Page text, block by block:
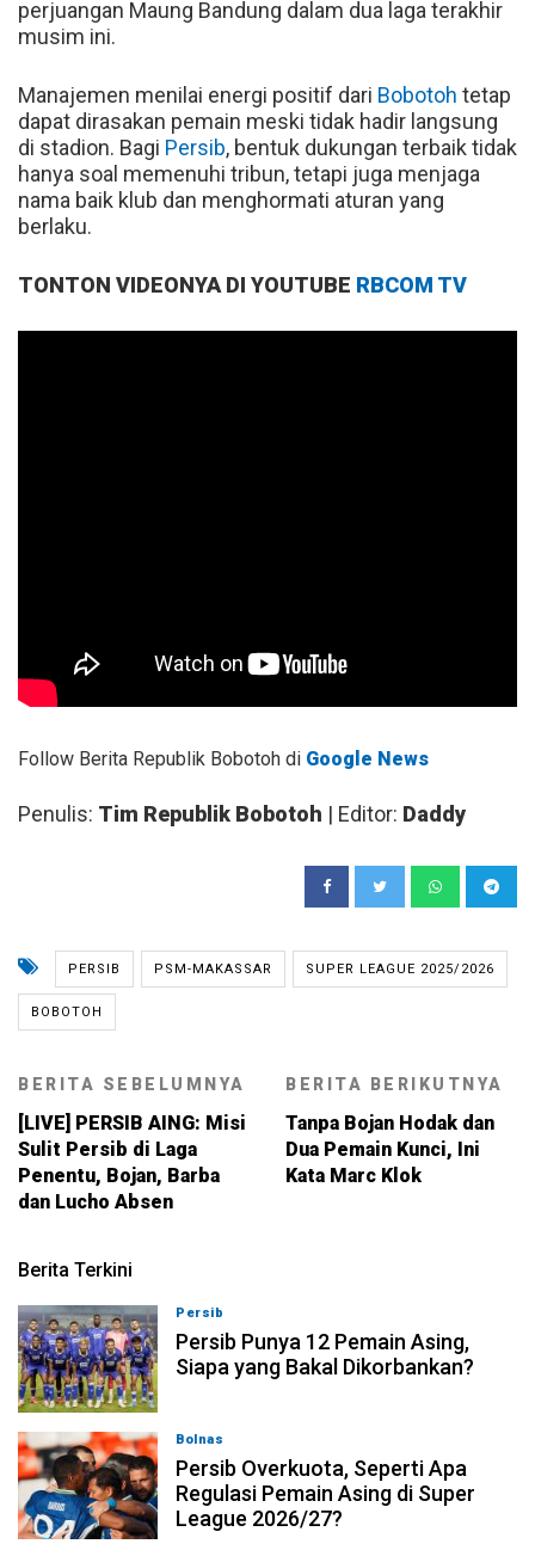
perjuangan Maung Bandung dalam dua laga terakhir
musim ini.
Manajemen menilai energi positif dari Bobotoh tetap
dapat dirasakan pemain meski tidak hadir langsung
di stadion. Bagi Persib, bentuk dukungan terbaik tidak
hanya soal memenuhi tribun, tetapi juga menjaga
nama baik klub dan menghormati aturan yang
berlaku.
TONTON VIDEONYA DI YOUTUBE RBCOM TV
Follow Berita Republik Bobotoh di Google News
Penulis: Tim Republik Bobotoh | Editor: Daddy
PERSIB PSM-MAKASSAR SUPER LEAGUE 2025/2026
BOBOTOH
BERITA SEBELUMNYA
[LIVE] PERSIB AING: Misi
Sulit Persib di Laga
Penentu, Bojan, Barba
dan Lucho Absen
BERITA BERIKUTNYA
Tanpa Bojan Hodak dan
Dua Pemain Kunci, Ini
Kata Marc Klok
Berita Terkini
Persib
Persib Punya 12 Pemain Asing,
Siapa yang Bakal Dikorbankan?
Bolnas
Persib Overkuota, Seperti Apa
Regulasi Pemain Asing di Super
League 2026/27?